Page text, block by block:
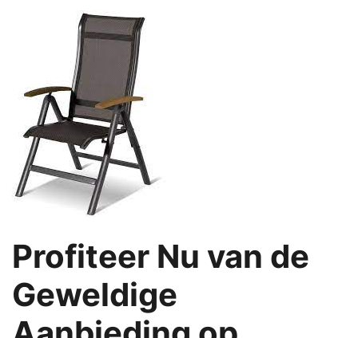
Profiteer Nu van de
Geweldige